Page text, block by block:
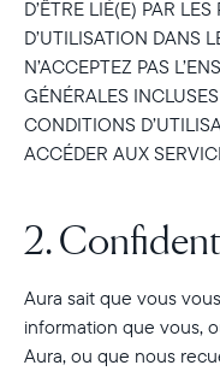
D’ÊTRE LIÉ(E) PAR
D’UTILISATION DANS
N’ACCEPTEZ PAS
GÉNÉRALES
CONDITIONS
ACCÉDER AUX
2.
Aura sait que vous
information que vous,
Aura, ou que nous